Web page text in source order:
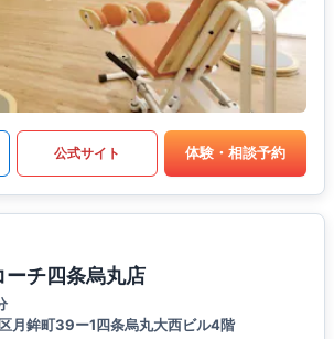
公式サイト 体験・相談予約
ーチ四条烏丸店
月鉾町39ー1四条烏丸大西ビル4階